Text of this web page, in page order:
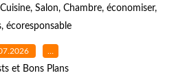
Cuisine, Salon, Chambre, économiser,
, écoresponsable
…
et Bons Plans